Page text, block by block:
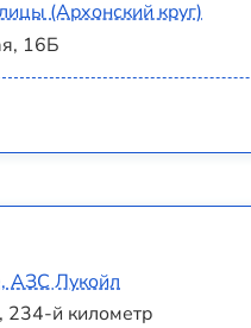
(Архонский круг)
16Б
АЗС Лукойл
234-й километр